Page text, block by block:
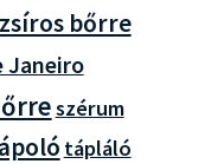
bőrre
Janeiro
szérum
tápláló